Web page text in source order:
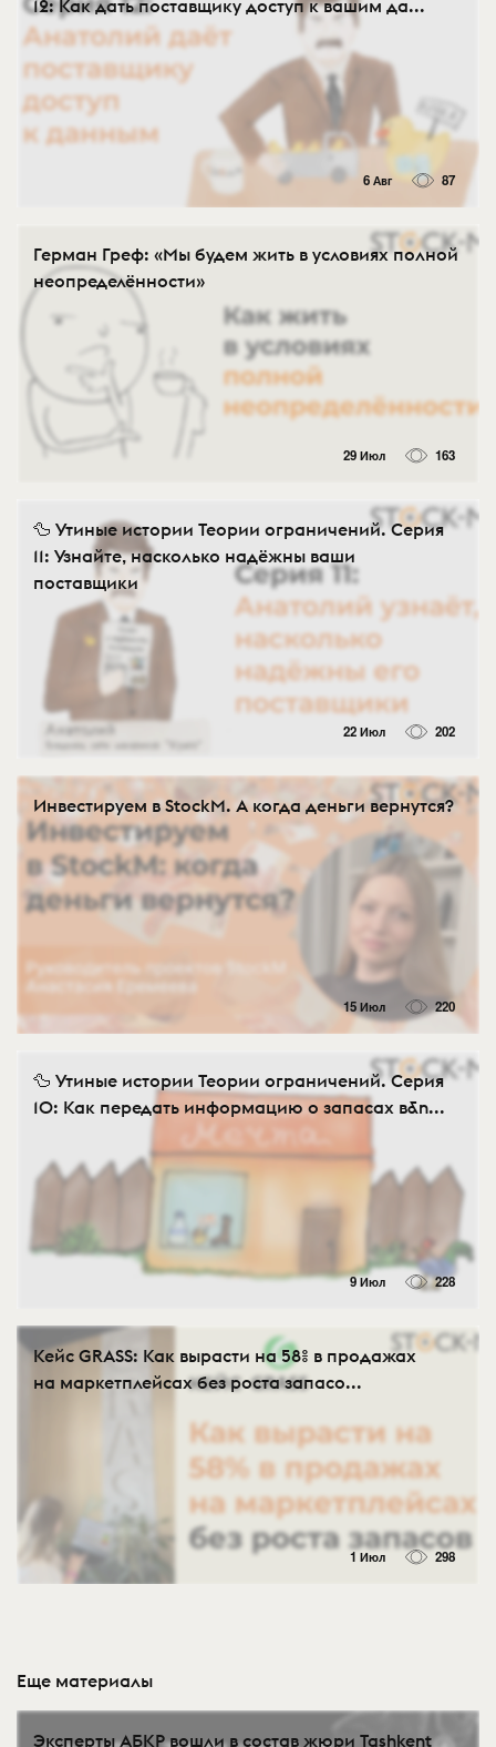
12: Как дать поставщику доступ к вашим да...
6 Авг 87
Герман Греф: «Мы будем жить в условиях полной
неопределённости»
29 Июл 163
🦆 Утиные истории Теории ограничений. Серия
11: Узнайте, насколько надёжны ваши
поставщики
22 Июл 202
Инвестируем в StockM. А когда деньги вернутся?
15 Июл 220
🦆 Утиные истории Теории ограничений. Серия
10: Как передать информацию о запасах в&n...
9 Июл 228
Кейс GRASS: Как вырасти на 58% в продажах
на маркетплейсах без роста запасо...
1 Июл 298
Еще материалы
Эксперты АБКР вошли в состав жюри Tashkent